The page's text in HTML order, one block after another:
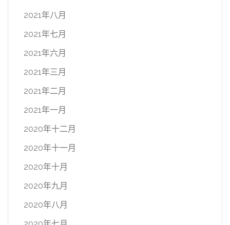
2021年八月
2021年七月
2021年六月
2021年三月
2021年二月
2021年一月
2020年十二月
2020年十一月
2020年十月
2020年九月
2020年八月